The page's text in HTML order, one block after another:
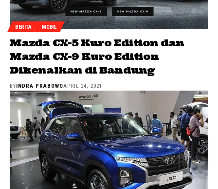
BERITA MOBIL
Mazda CX-5 Kuro Edition dan
Mazda CX-9 Kuro Edition
Dikenalkan di Bandung
BY INDRA PRABOWOAPRIL 24, 2021